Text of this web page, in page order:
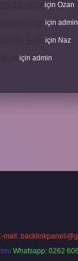
için Ozan
için admin
için Naz
için admin
mail:
Whatsapp: 0262